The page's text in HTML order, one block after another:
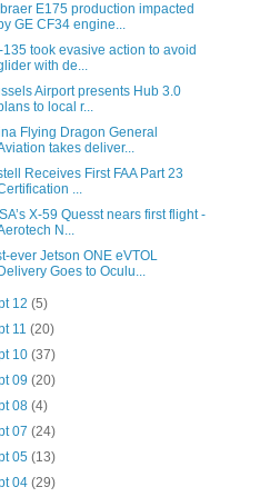
E175 production impacted
GE CF34 engine...
135 took evasive action to avoid
with de...
Airport presents Hub 3.0
to local r...
Flying Dragon General
takes deliver...
Receives First FAA Part 23
...
X-59 Quesst nears first flight -
N...
ever Jetson ONE eVTOL
Delivery Goes to Oculu...
12 (5)
11 (20)
10 (37)
09 (20)
08 (4)
07 (24)
05 (13)
04 (29)